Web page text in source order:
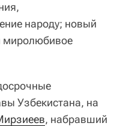
народу; новый
миролюбивое
Узбекистана, на
, набравший